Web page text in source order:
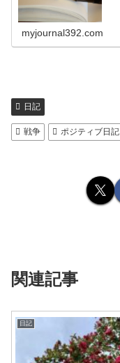
myjournal392.com
日記
戦争 ポジティブ日記
関連記事
日記